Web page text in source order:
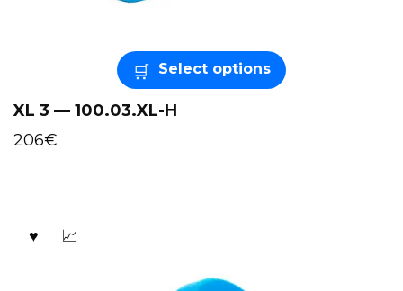
Select options
XL 3 — 100.03.XL-H
206€